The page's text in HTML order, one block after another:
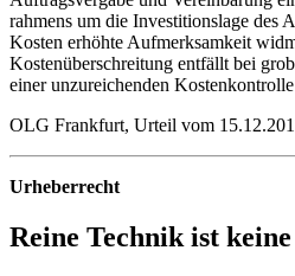
rahmens um die Investitionslage des
Kosten erhöhte Auf­merksamkeit
Kostenüberschreitung entfällt bei
einer unzureichenden
OLG Frankfurt, Urteil vom
Urheberrecht
Reine Technik ist